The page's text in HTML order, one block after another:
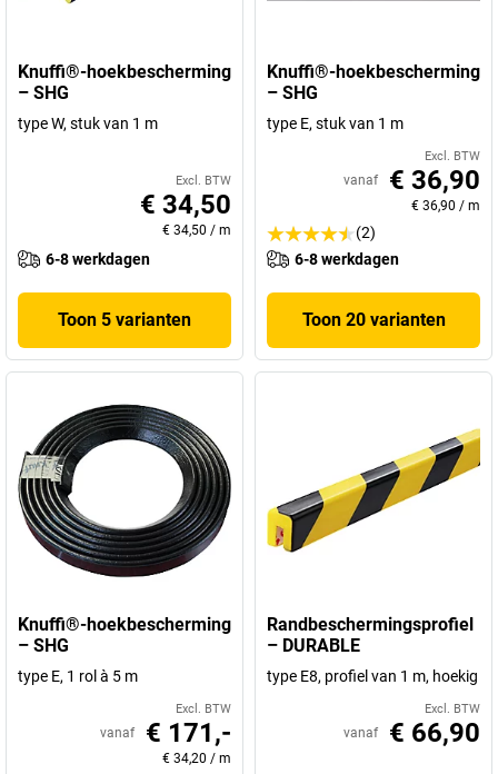
Knuffi®-hoekbescherming
– SHG
type W, stuk van 1 m
Excl. BTW
€ 34,50
€ 34,50 / m
6-8 werkdagen
Toon 5 varianten
Knuffi®-hoekbescherming
– SHG
type E, stuk van 1 m
Excl. BTW
vanaf € 36,90
€ 36,90 / m
(2)
6-8 werkdagen
Toon 20 varianten
Knuffi®-hoekbescherming
– SHG
type E, 1 rol à 5 m
Excl. BTW
vanaf € 171,-
€ 34,20 / m
Randbeschermingsprofiel
– DURABLE
type E8, profiel van 1 m, hoekig
Excl. BTW
vanaf € 66,90